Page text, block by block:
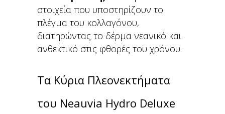
στοιχεία που υποστηρίζουν το
πλέγμα του κολλαγόνου,
διατηρώντας το δέρμα νεανικό και
ανθεκτικό στις φθορές του χρόνου.
Τα Κύρια Πλεονεκτήματα
του Neauvia Hydro Deluxe